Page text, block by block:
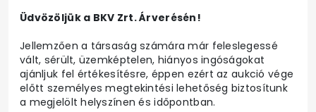
Üdvözöljük a BKV Zrt. Árverésén!
Jellemzően a társaság számára már feleslegessé
vált, sérült, üzemképtelen, hiányos ingóságokat
ajánljuk fel értékesítésre, éppen ezért az aukció vége
előtt személyes megtekintési lehetőség biztosítunk
a megjelölt helyszínen és időpontban.